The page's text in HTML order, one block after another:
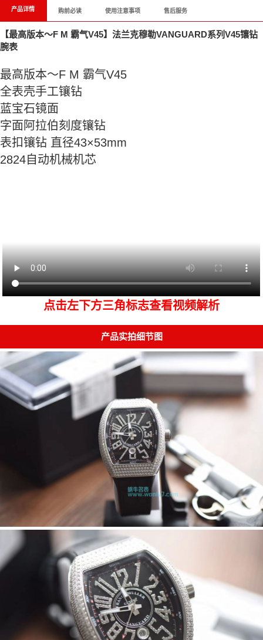
产品详情 购前必读 使用注意事项 售后服务
【最高版本～F M 霸气V45】法兰克穆勒VANGUARD系列V45镶钻
腕表
最高版本～F M 霸气V45
全表壳手工镶钻
蓝宝石镜面
字面阿拉伯刻度镶钻
表扣镶钻 直径43×53mm
2824自动机械机芯
点击左下方三角标志查看视频解析
产品实拍细节图